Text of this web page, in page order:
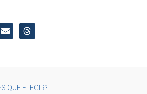
QUE ELEGIR?